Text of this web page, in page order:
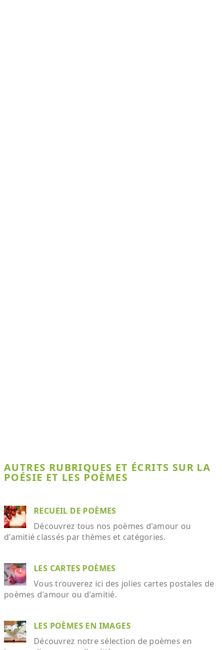
AUTRES RUBRIQUES ET ÉCRITS SUR LA
POÉSIE ET LES POÈMES
RECUEIL DE POÈMES
Découvrez tous nos poèmes d'amour ou
d'amitié classés par thèmes et catégories.
LES CARTES POÈMES
Vous trouverez ici des jolies cartes postales de
poèmes d'amour ou d'amitié.
LES POÈMES EN IMAGES
Découvrez notre sélection de poèmes en